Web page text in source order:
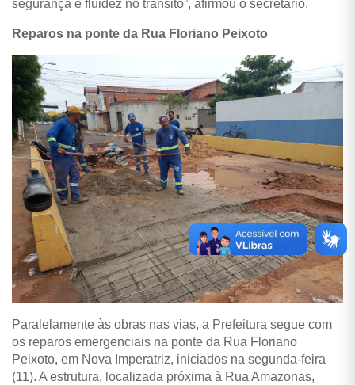
segurança e fluidez no trânsito”, afirmou o secretário.
Reparos na ponte da Rua Floriano Peixoto
Paralelamente às obras nas vias, a Prefeitura segue com
os reparos emergenciais na ponte da Rua Floriano
Peixoto, em Nova Imperatriz, iniciados na segunda-feira
(11). A estrutura, localizada próxima à Rua Amazonas,